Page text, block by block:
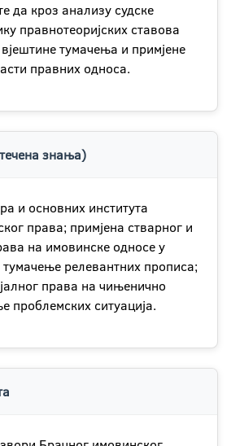
да кроз анализу судске
правнотеоријских ставова
тумачења и примјене
правних односа.
знања)
и основних института
права; примјена стварног и
на имовинске односе у
релевантних прописа;
права на чињенично
проблемских ситуација.